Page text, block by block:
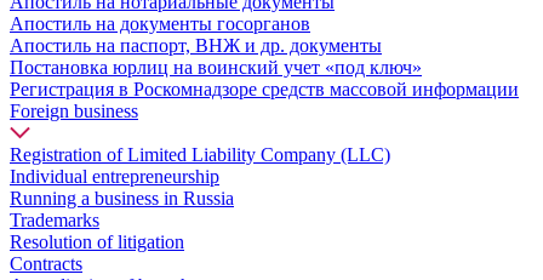
Апостиль на документы госорганов
Апостиль на паспорт, ВНЖ и др. документы
Постановка юрлиц на воинский учет «под ключ»
Регистрация в Роскомнадзоре средств массовой информации
Foreign business
Registration of Limited Liability Company (LLC)
Individual entrepreneurship
Running a business in Russia
Trademarks
Resolution of litigation
Contracts